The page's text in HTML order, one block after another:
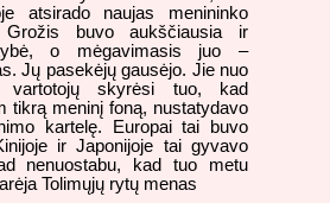
atsirado naujas menininko
buvo aukščiausia ir
o mėgavimasis juo –
Jų pasekėjų gausėjo. Jie nuo
vartotojų skyrėsi tuo, kad
tikrą meninį foną, nustatydavo
kartelę. Europai tai buvo
ir Japonijoje tai gyvavo
nenuostabu, kad tuo metu
Tolimųjų rytų menas